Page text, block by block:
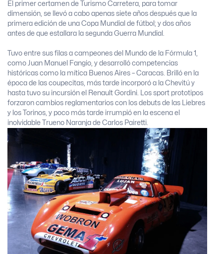
El primer certamen de Turismo Carretera, para tomar
dimensión, se llevó a cabo apenas siete años después que la
primera edición de una Copa Mundial de fútbol; y dos años
antes de que estallara la segunda Guerra Mundial.
Tuvo entre sus filas a campeones del Mundo de la Fórmula 1,
como Juan Manuel Fangio, y desarrolló competencias
históricas como la mítica Buenos Aires – Caracas. Brilló en la
época de las coupecitas, más tarde incorporó a la Chevitú y
hasta tuvo su incursión el Renault Gordini. Los sport prototipos
forzaron cambios reglamentarios con los debuts de las Liebres
y los Torinos, y poco más tarde irrumpió en la escena el
inolvidable Trueno Naranja de Carlos Pairetti.